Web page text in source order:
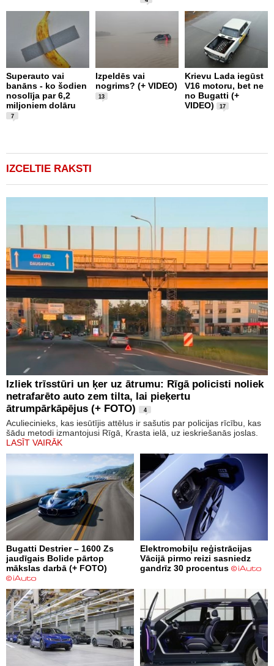
Superauto vai
banāns - ko šodien
nosolīja par 6,2
miljoniem dolāru
7
Izpeldēs vai
nogrims? (+ VIDEO)
13
Krievu Lada iegūst
V16 motoru, bet ne
no Bugatti (+
VIDEO)
17
IZCELTIE RAKSTI
Izliek trīsstūri un ķer uz ātrumu: Rīgā policisti noliek
netrafarēto auto zem tilta, lai pieķertu
ātrumpārkāpējus (+ FOTO)
4
Aculiecinieks, kas iesūtījis attēlus ir sašutis par policijas rīcību, kas
šādu metodi izmantojusi Rīgā, Krasta ielā, uz ieskriešanās joslas.
LASĪT VAIRĀK
Bugatti Destrier – 1600 Zs
jaudīgais Bolide pārtop
mākslas darbā (+ FOTO)
Elektromobiļu reģistrācijas
Vācijā pirmo reizi sasniedz
gandrīz 30 procentus